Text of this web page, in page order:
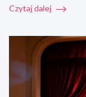
Czytaj dalej